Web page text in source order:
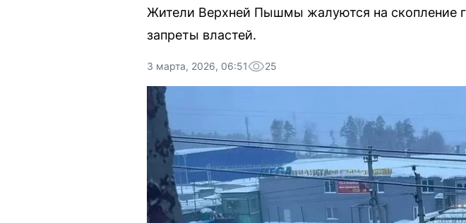
Жители Верхней Пышмы жалуются на скопление
запреты властей.
3 марта, 2026, 06:51 25